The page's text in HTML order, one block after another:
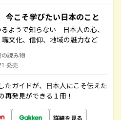
こそ学びたい日本のこと
るようで知らない 日本人の心、
文化、信仰、地域の魅力など
の読み物
発売
たガイドが、日本人にこそ伝えた
再発見ができる１冊！
詳細を見る